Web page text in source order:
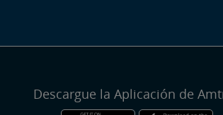
Descargue la Aplicación de